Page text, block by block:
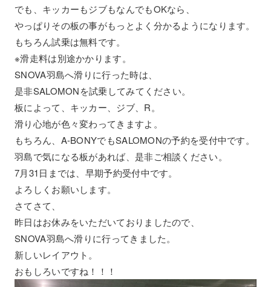
でも、キッカーもジブもなんでもOKなら、
やっぱりその板の事がもっとよく分かるようになります。
もちろん試乗は無料です。
※滑走料は別途かかります。
SNOVA羽島へ滑りに行った時は、
是非SALOMONを試乗してみてください。
板によって、キッカー、ジブ、R。
滑り心地が色々変わってきますよ。
もちろん、A-BONYでもSALOMONの予約を受付中です。
羽島で気になる板があれば、是非ご相談ください。
7月31日までは、早期予約受付中です。
よろしくお願いします。
さてさて、
昨日はお休みをいただいておりましたので、
SNOVA羽島へ滑りに行ってきました。
新しいレイアウト。
おもしろいですね！！！